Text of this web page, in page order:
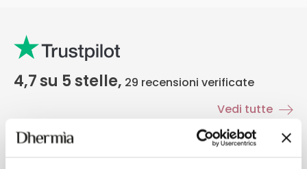
4,7su 5 stelle, 29 recensioni verificate
Vedi tutte